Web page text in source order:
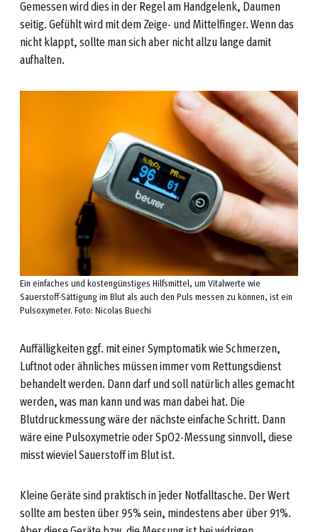
Gemessen wird dies in der Regel am Handgelenk, Daumen
seitig. Gefühlt wird mit dem Zeige- und Mittelfinger. Wenn das
nicht klappt, sollte man sich aber nicht allzu lange damit
aufhalten.
Ein einfaches und kostengünstiges Hilfsmittel, um Vitalwerte wie
Sauerstoff-Sättigung im Blut als auch den Puls messen zu können, ist ein
Pulsoxymeter. Foto: Nicolas Buechi
Auffälligkeiten ggf. mit einer Symptomatik wie Schmerzen,
Luftnot oder ähnliches müssen immer vom Rettungsdienst
behandelt werden. Dann darf und soll natürlich alles gemacht
werden, was man kann und was man dabei hat. Die
Blutdruckmessung wäre der nächste einfache Schritt. Dann
wäre eine Pulsoxymetrie oder SpO2-Messung sinnvoll, diese
misst wieviel Sauerstoff im Blut ist.
Kleine Geräte sind praktisch in jeder Notfalltasche. Der Wert
sollte am besten über 95% sein, mindestens aber über 91%.